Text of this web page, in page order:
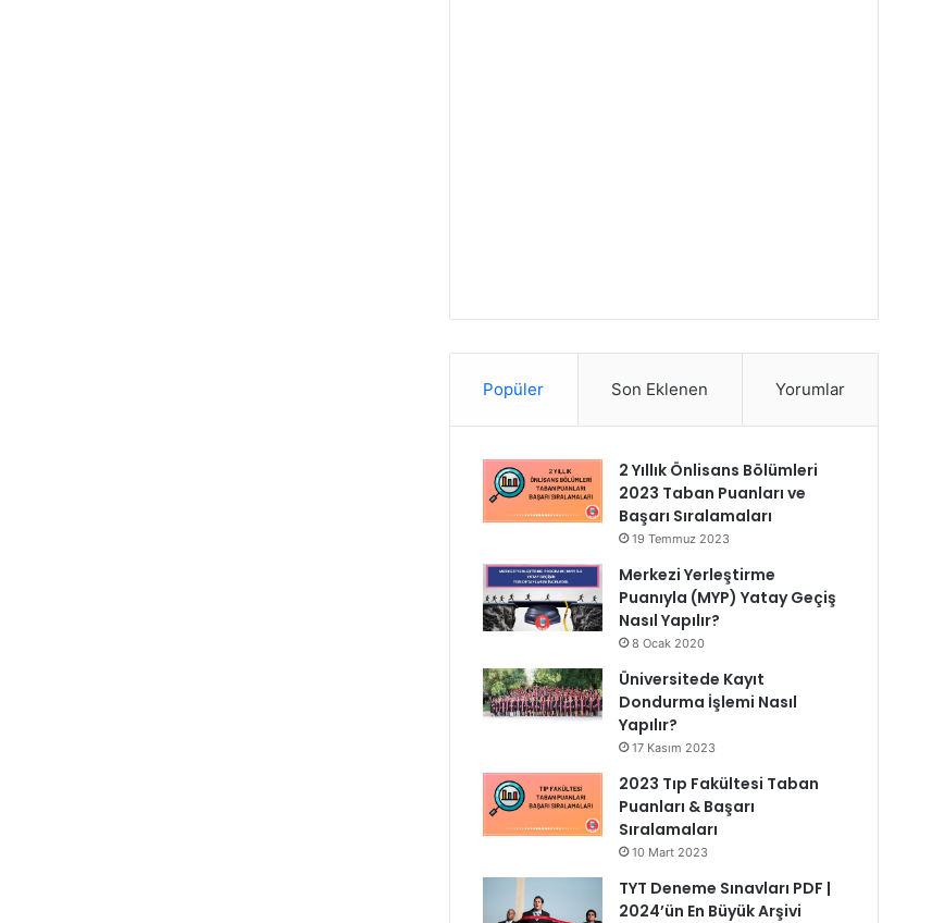
Popüler Son Eklenen Yorumlar
2 Yıllık Önlisans Bölümleri
2023 Taban Puanları ve
Başarı Sıralamaları
19 Temmuz 2023
Merkezi Yerleştirme
Puanıyla (MYP) Yatay Geçiş
Nasıl Yapılır?
8 Ocak 2020
Üniversitede Kayıt
Dondurma İşlemi Nasıl
Yapılır?
17 Kasım 2023
2023 Tıp Fakültesi Taban
Puanları & Başarı
Sıralamaları
10 Mart 2023
TYT Deneme Sınavları PDF |
2024’ün En Büyük Arşivi